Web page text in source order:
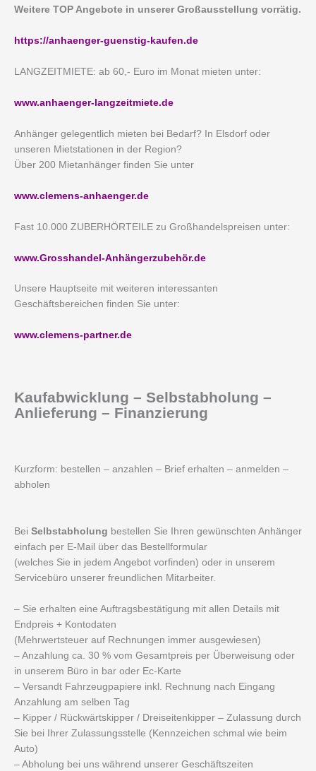
Weitere TOP Angebote in unserer Großausstellung vorrätig.
https://anhaenger-guenstig-kaufen.de
LANGZEITMIETE: ab 60,- Euro im Monat mieten unter:
www.anhaenger-langzeitmiete.de
Anhänger gelegentlich mieten bei Bedarf? In Elsdorf oder
unseren Mietstationen in der Region?
Über 200 Mietanhänger finden Sie unter
www.clemens-anhaenger.de
Fast 10.000 ZUBERHÖRTEILE zu Großhandelspreisen unter:
www.Grosshandel-Anhängerzubehör.de
Unsere Hauptseite mit weiteren interessanten
Geschäftsbereichen finden Sie unter:
www.clemens-partner.de
Kaufabwicklung – Selbstabholung –
Anlieferung – Finanzierung
Kurzform: bestellen – anzahlen – Brief erhalten – anmelden –
abholen
Bei Selbstabholung bestellen Sie Ihren gewünschten Anhänger
einfach per E-Mail über das Bestellformular
(welches Sie in jedem Angebot vorfinden) oder in unserem
Servicebüro unserer freundlichen Mitarbeiter.
– Sie erhalten eine Auftragsbestätigung mit allen Details mit
Endpreis + Kontodaten
(Mehrwertsteuer auf Rechnungen immer ausgewiesen)
– Anzahlung ca. 30 % vom Gesamtpreis per Überweisung oder
in unserem Büro in bar oder Ec-Karte
– Versandt Fahrzeugpapiere inkl. Rechnung nach Eingang
Anzahlung am selben Tag
– Kipper / Rückwärtskipper / Dreiseitenkipper – Zulassung durch
Sie bei Ihrer Zulassungsstelle (Kennzeichen schmal wie beim
Auto)
– Abholung bei uns während unserer Geschäftszeiten